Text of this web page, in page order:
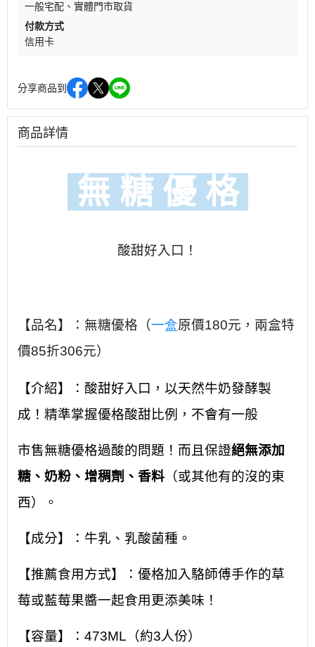
一般宅配
實體門市取貨
付款方式
信用卡
分享商品到
商品詳情
無 糖 優 格
酸甜好入口！
【品名】：無糖優格（一盒原價180元，兩盒特
價85折306元）
【介紹】： 酸甜好入口，以天然牛奶發酵製
成！精準掌握優格酸甜比例，不會有一般
市售無糖優格過酸的問題！ 而且保證絕無添加
糖 、奶粉、 增稠劑、香料 （或其他有的沒的東
西）。
【成分】：牛乳、乳酸菌種。
【推薦食用方式】： 優格加入駱師傅手作的草
莓或藍莓果醬一起食用更添美味！
【容量】： 473ML （約3人份）